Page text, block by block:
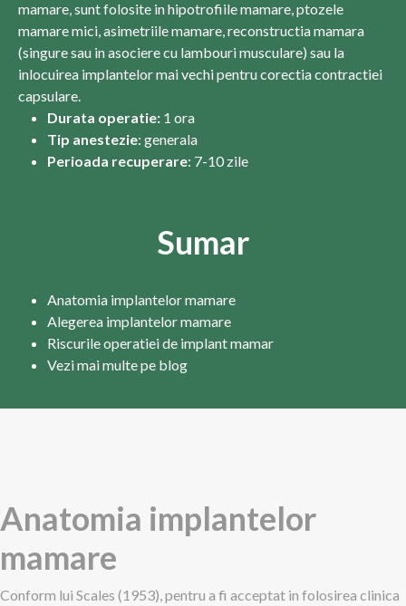
mamare, sunt folosite in hipotrofiile mamare, ptozele
mamare mici, asimetriile mamare, reconstructia mamara
(singure sau in asociere cu lambouri musculare) sau la
inlocuirea implantelor mai vechi pentru corectia contractiei
capsulare.
Durata operatie: 1 ora
Tip anestezie: generala
Perioada recuperare: 7-10 zile
Sumar
Anatomia implantelor mamare
Alegerea implantelor mamare
Riscurile operatiei de implant mamar
Vezi mai multe pe blog
Anatomia implantelor
mamare
Conform lui Scales (1953), pentru a fi acceptat in folosirea clinica